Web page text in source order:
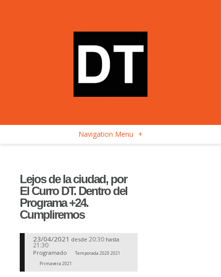
Navigation Menu +
Lejos de la ciudad, por
El Curro DT. Dentro del
Programa +24.
Cumpliremos
23/04/2021 desde 20:30 hasta
21:30
Programado
Temporada 2020 2021
Primavera 2021